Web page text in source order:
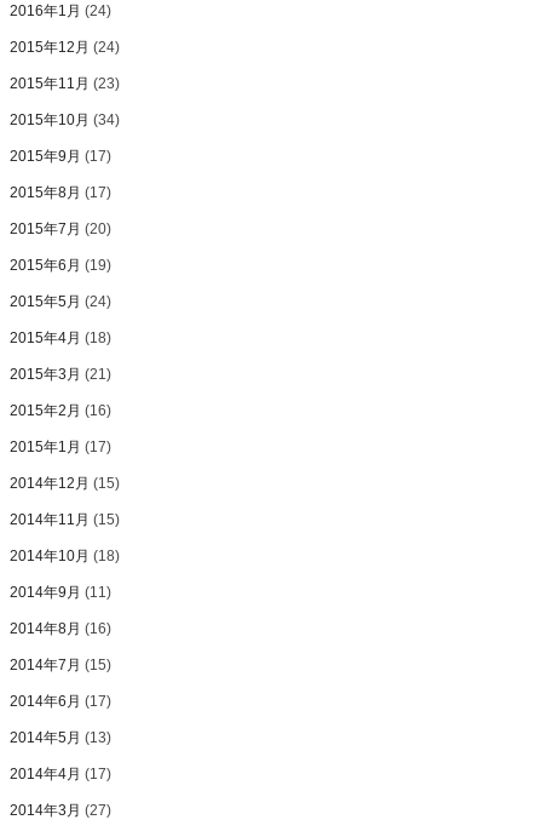
2016年1月 (24)
2015年12月 (24)
2015年11月 (23)
2015年10月 (34)
2015年9月 (17)
2015年8月 (17)
2015年7月 (20)
2015年6月 (19)
2015年5月 (24)
2015年4月 (18)
2015年3月 (21)
2015年2月 (16)
2015年1月 (17)
2014年12月 (15)
2014年11月 (15)
2014年10月 (18)
2014年9月 (11)
2014年8月 (16)
2014年7月 (15)
2014年6月 (17)
2014年5月 (13)
2014年4月 (17)
2014年3月 (27)